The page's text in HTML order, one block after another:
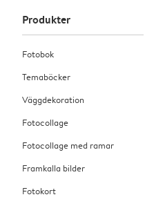
Produkter
Fotobok
Temaböcker
Väggdekoration
Fotocollage
Fotocollage med ramar
Framkalla bilder
Fotokort